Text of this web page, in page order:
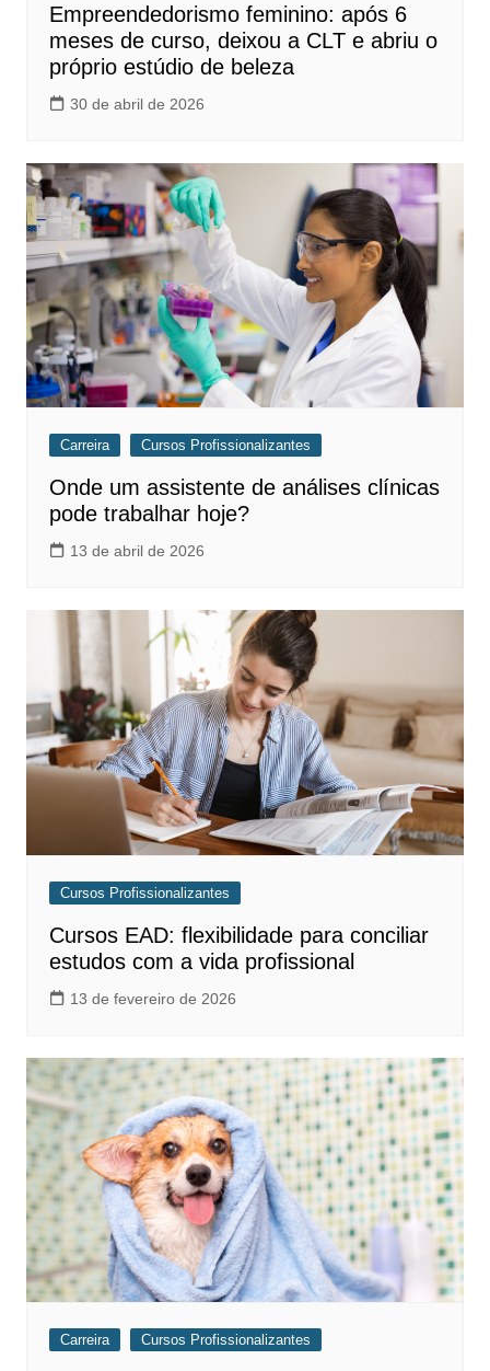
Empreendedorismo feminino: após 6
meses de curso, deixou a CLT e abriu o
próprio estúdio de beleza
30 de abril de 2026
Carreira Cursos Profissionalizantes
Onde um assistente de análises clínicas
pode trabalhar hoje?
13 de abril de 2026
Cursos Profissionalizantes
Cursos EAD: flexibilidade para conciliar
estudos com a vida profissional
13 de fevereiro de 2026
Carreira Cursos Profissionalizantes